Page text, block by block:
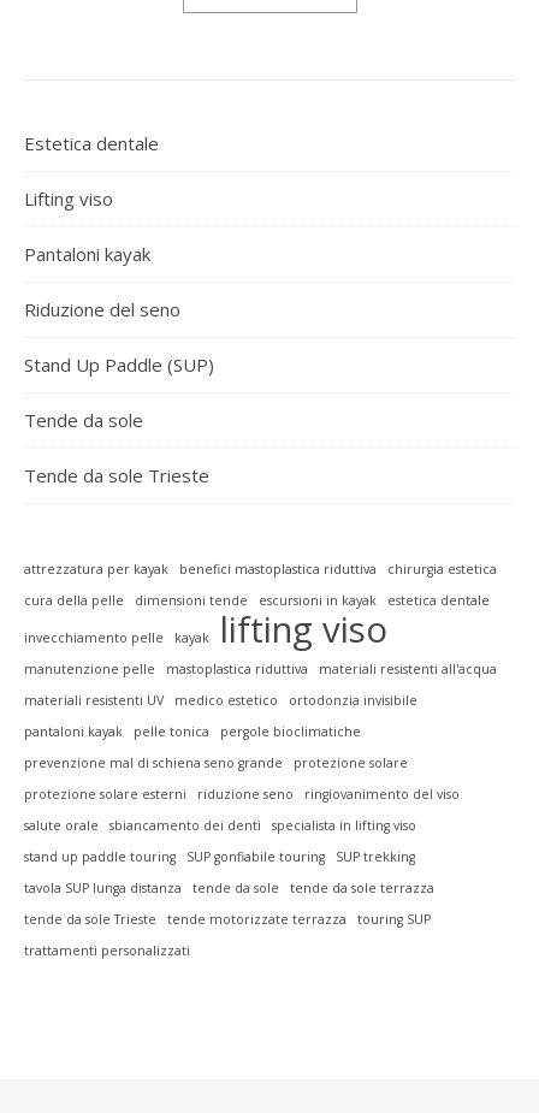
Estetica dentale
Lifting viso
Pantaloni kayak
Riduzione del seno
Stand Up Paddle (SUP)
Tende da sole
Tende da sole Trieste
attrezzatura per kayak benefici mastoplastica riduttiva
chirurgia estetica
cura della pelle
dimensioni tende escursioni in kayak estetica dentale
invecchiamento pelle kayak lifting viso
manutenzione pelle mastoplastica riduttiva
materiali resistenti all'acqua
materiali resistenti UV
medico estetico
ortodonzia invisibile
pantaloni kayak
pelle tonica
pergole bioclimatiche
prevenzione mal di schiena seno grande
protezione solare
protezione solare esterni
riduzione seno
ringiovanimento del viso
salute orale
sbiancamento dei denti
specialista in lifting viso
stand up paddle touring
SUP gonfiabile touring
SUP trekking
tavola SUP lunga distanza
tende da sole
tende da sole terrazza
tende da sole Trieste
tende motorizzate terrazza
touring SUP
trattamenti personalizzati